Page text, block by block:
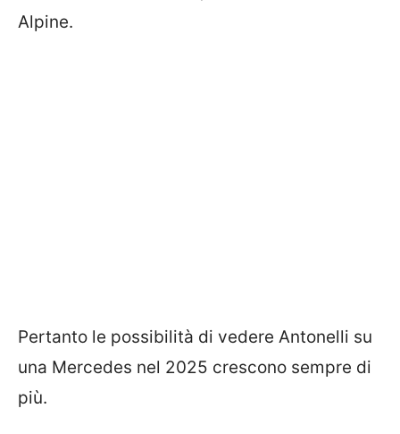
Alpine.
Pertanto le possibilità di vedere Antonelli su
una Mercedes nel 2025 crescono sempre di
più.